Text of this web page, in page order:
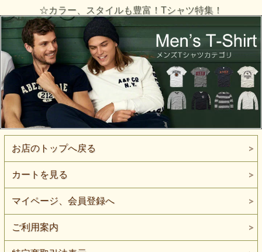
☆カラー、スタイルも豊富！Tシャツ特集！
お店のトップへ戻る
カートを見る
マイページ、会員登録へ
ご利用案内